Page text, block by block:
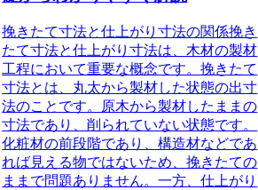
挽きたて寸法と仕上がり寸法の関係挽き
たて寸法と仕上がり寸法は、木材の製材
工程において重要な概念です。挽きたて
寸法とは、丸太から製材した状態の出寸
法のことです。
原木から製材したままの
寸法であり、削られていない状態です。
化粧材の前段階であり、構造材などであ
れば見える物ではないため、挽きたての
ままで問題ありません。一方、仕上がり